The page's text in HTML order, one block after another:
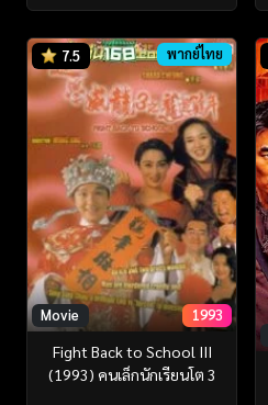
7.5 พากย์ไทย
Movie 1993
Fight Back to School III
(1993) คนเล็กนักเรียนโต 3